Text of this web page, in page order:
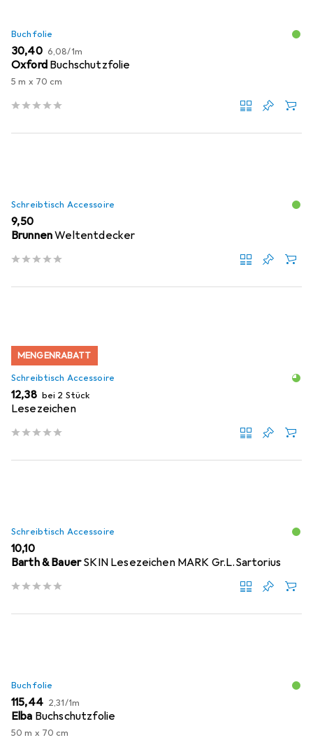
Buchfolie
EUR
30,40 EUR
6,08/1m
Oxford Buchschutzfolie
5 m x 70 cm
Schreibtisch Accessoire
EUR
9,50
BrunnenWeltentdecker
MENGENRABATT
Schreibtisch Accessoire
EUR
12,38 bei 2 Stück
Lesezeichen
Schreibtisch Accessoire
EUR
10,10
Barth & BauerSKIN Lesezeichen MARK Gr.L.Sartorius
Buchfolie
EUR
115,44 EUR
2,31/1m
Elba Buchschutzfolie
50 m x 70 cm